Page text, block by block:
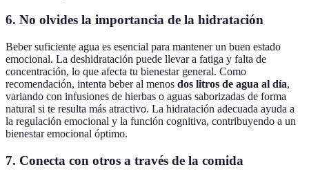
6. No olvides la importancia de la hidratación
Beber suficiente agua es esencial para mantener un buen estado
emocional. La deshidratación puede llevar a fatiga y falta de
concentración, lo que afecta tu bienestar general. Como
recomendación, intenta beber al menos dos litros de agua al día,
variando con infusiones de hierbas o aguas saborizadas de forma
natural si te resulta más atractivo. La hidratación adecuada ayuda a
la regulación emocional y la función cognitiva, contribuyendo a un
bienestar emocional óptimo.
7. Conecta con otros a través de la comida